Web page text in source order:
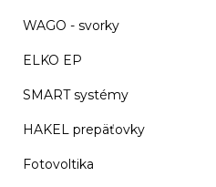
WAGO - svorky
ELKO EP
SMART systémy
HAKEL prepäťovky
Fotovoltika